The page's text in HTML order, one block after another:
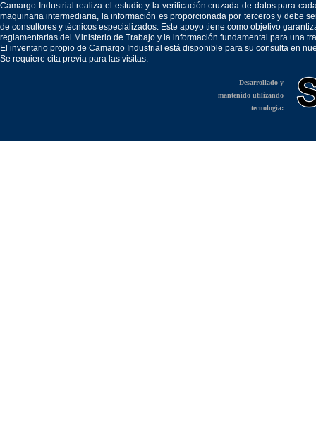
Camargo Industrial realiza el estudio y la verificación cruzada de datos para
maquinaria intermediaria, la información es proporcionada por terceros y debe
de consultores y técnicos especializados. Este apoyo tiene como objetivo
reglamentarias del Ministerio de Trabajo y la información fundamental para una
El inventario propio de Camargo Industrial está disponible para su consulta en
Se requiere cita previa para las visitas.
Desarrollado y
mantenido utilizando
tecnología: